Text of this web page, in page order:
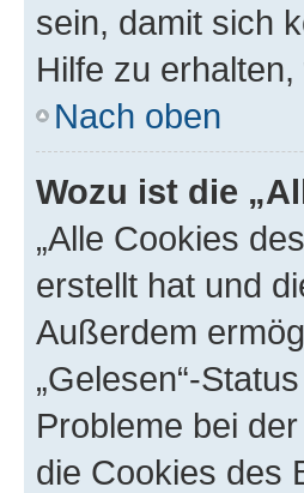
sein, damit sich
Hilfe zu
Nach oben
Wozu ist die
„Alle Cookies
erstellt hat und
Außerdem
„Gelesen“-
Probleme bei
die Cookies des